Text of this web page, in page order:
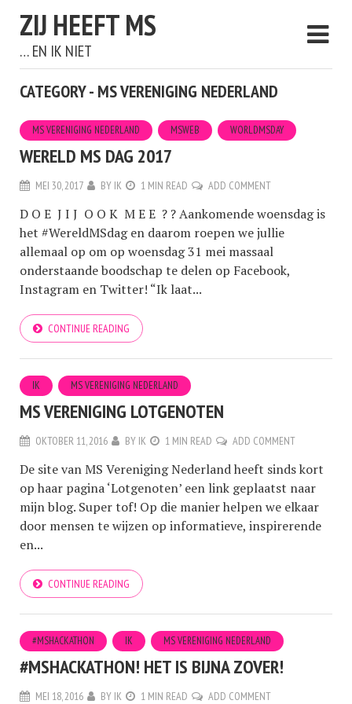
ZIJ HEEFT MS
… EN IK NIET
CATEGORY - MS VERENIGING NEDERLAND
MS VERENIGING NEDERLAND MSWEB WORLDMSDAY
WERELD MS DAG 2017
MEI 30, 2017 BY IK 1 MIN READ ADD COMMENT
D O E J I J O O K M E E ? ? Aankomende woensdag is
het #WereldMSdag en daarom roepen we jullie
allemaal op om op woensdag 31 mei massaal
onderstaande boodschap te delen op Facebook,
Instagram en Twitter! “Ik laat...
CONTINUE READING
IK MS VERENIGING NEDERLAND
MS VERENIGING LOTGENOTEN
OKTOBER 11, 2016 BY IK 1 MIN READ ADD COMMENT
De site van MS Vereniging Nederland heeft sinds kort
op haar pagina ‘Lotgenoten’ een link geplaatst naar
mijn blog. Super tof! Op die manier helpen we elkaar
door mensen te wijzen op informatieve, inspirerende
en...
CONTINUE READING
#MSHACKATHON IK MS VERENIGING NEDERLAND
#MSHACKATHON! HET IS BIJNA ZOVER!
MEI 18, 2016 BY IK 1 MIN READ ADD COMMENT